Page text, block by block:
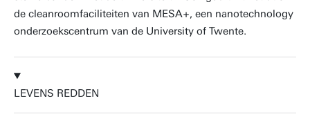
de cleanroomfaciliteiten van MESA+, een nanotechnology
onderzoekscentrum van de University of Twente.
LEVENS REDDEN